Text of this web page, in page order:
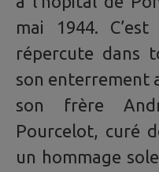
mai 1944.
répercute dans
son enterrement
son frère
Pourcelot, curé
un hommage